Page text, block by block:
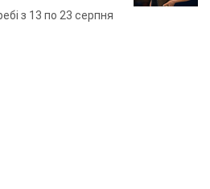
з 13 по 23 серпня